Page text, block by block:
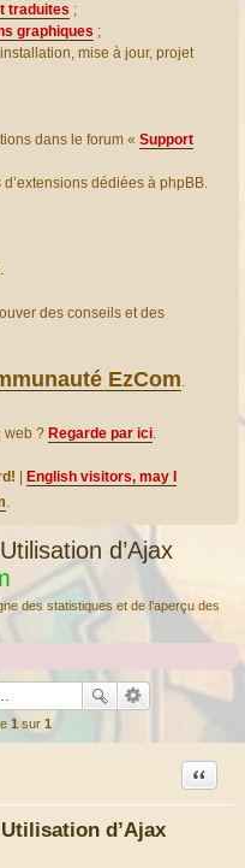
traduites ;
graphiques ;
mise à jour, projet
dans le forum « Support
dédiées à phpBB.
.
des conseils et des
EzCom.
web ? Regarde par ici.
English visitors, may I
.
d’Ajax
des statistiques et de l’aperçu des
1 sur 1
d’Ajax
Citation